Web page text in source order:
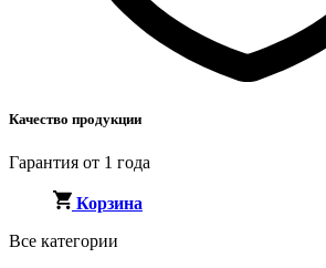
Качество продукции
Гарантия от 1 года
Корзина
Все категории